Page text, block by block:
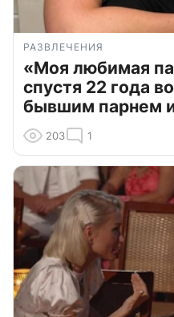
РАЗВЛЕЧЕНИЯ
«Моя любимая
спустя 22 года
бывшим парнем
203 1